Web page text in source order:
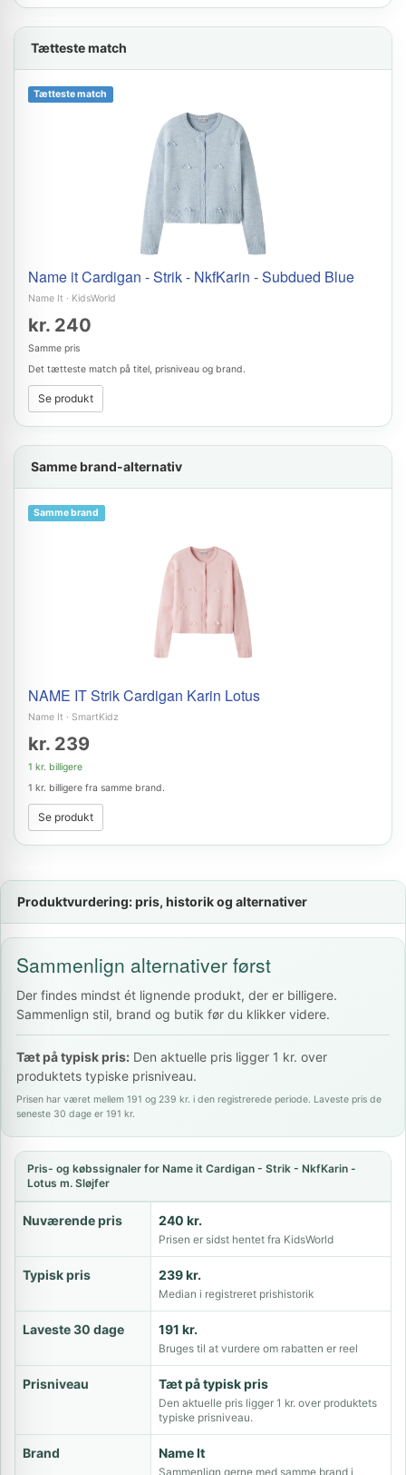
Tætteste match
Tætteste match
Name it Cardigan - Strik - NkfKarin - Subdued Blue
Name It · KidsWorld
kr. 240
Samme pris
Det tætteste match på titel, prisniveau og brand.
Se produkt
Samme brand-alternativ
Samme brand
NAME IT Strik Cardigan Karin Lotus
Name It · SmartKidz
kr. 239
1 kr. billigere
1 kr. billigere fra samme brand.
Se produkt
Produktvurdering: pris, historik og alternativer
Sammenlign alternativer først
Der findes mindst ét lignende produkt, der er billigere.
Sammenlign stil, brand og butik før du klikker videre.
Tæt på typisk pris: Den aktuelle pris ligger 1 kr. over
produktets typiske prisniveau.
Prisen har været mellem 191 og 239 kr. i den registrerede periode. Laveste pris de
seneste 30 dage er 191 kr.
Pris- og købssignaler for Name it Cardigan - Strik - NkfKarin -
Lotus m. Sløjfer
Nuværende pris 240 kr.
Prisen er sidst hentet fra KidsWorld
Typisk pris 239 kr.
Median i registreret prishistorik
Laveste 30 dage 191 kr.
Bruges til at vurdere om rabatten er reel
Prisniveau Tæt på typisk pris
Den aktuelle pris ligger 1 kr. over produktets
typiske prisniveau.
Brand Name It
Sammenlign gerne med samme brand i